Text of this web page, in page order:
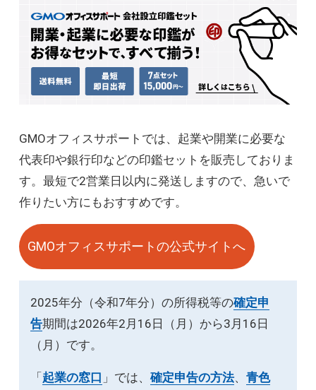
GMOオフィスサポートでは、起業や開業に必要な
代表印や銀行印などの印鑑セットを販売しておりま
す。最短で2営業日以内に発送しますので、急いで
作りたい方にもおすすめです。
GMOオフィスサポートの公式サイトへ
2025年分（令和7年分）の所得税等の確定申
告期間は2026年2月16日（月）から3月16日
（月）です。
「起業の窓口 」では、 確定申告の方法、 青色